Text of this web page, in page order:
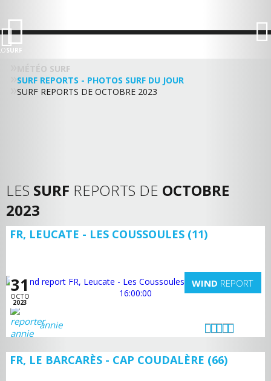
SURF
MÉTÉO SURF
SURF REPORTS - PHOTOS SURF DU JOUR
SURF REPORTS DE OCTOBRE 2023
LES SURF REPORTS DE OCTOBRE
2023
FR, LEUCATE - LES COUSSOULES (11)
31
OCTO
2023
WIND REPORT
annie
FR, LE BARCARÈS - CAP COUDALÈRE (66)